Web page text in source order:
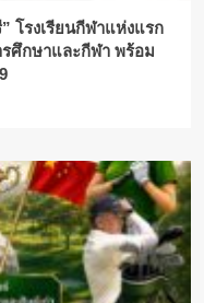
โรงเรียนกีฬาแห่งแรก
ศึกษาและกีฬา พร้อม